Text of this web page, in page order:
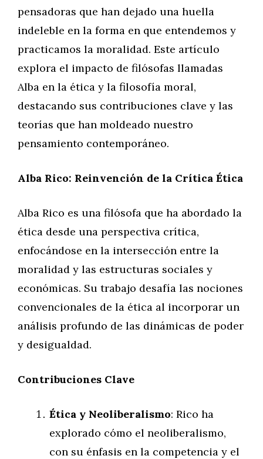
pensadoras que han dejado una huella
indeleble en la forma en que entendemos y
practicamos la moralidad. Este artículo
explora el impacto de filósofas llamadas
Alba en la ética y la filosofía moral,
destacando sus contribuciones clave y las
teorías que han moldeado nuestro
pensamiento contemporáneo.
Alba Rico: Reinvención de la Crítica Ética
Alba Rico es una filósofa que ha abordado la
ética desde una perspectiva crítica,
enfocándose en la intersección entre la
moralidad y las estructuras sociales y
económicas. Su trabajo desafía las nociones
convencionales de la ética al incorporar un
análisis profundo de las dinámicas de poder
y desigualdad.
Contribuciones Clave
Ética y Neoliberalismo: Rico ha
explorado cómo el neoliberalismo,
con su énfasis en la competencia y el